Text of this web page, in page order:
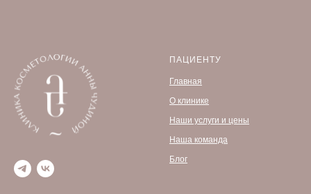
ПАЦИЕНТУ
Главная
О клинике
Наши услуги и цены
Наша команда
Блог